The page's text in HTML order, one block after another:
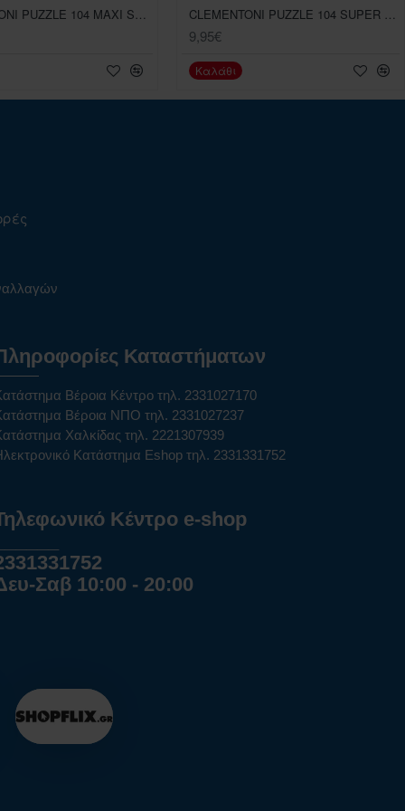
9,95€
Καλάθι
Καταστήματων
Βέροια Κέντρο τηλ. 2331027170
Βέροια ΝΠΟ τηλ. 2331027237
Χαλκίδας τηλ. 2221307939
Κατάστημα Eshop τηλ. 2331331752
Κέντρο e-shop
Σαβ 10:00 - 20:00